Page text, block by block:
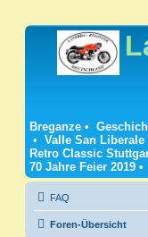
Breganze •
• Valle San Liberale
Retro Classic
70 Jahre Feier 2019 •
FAQ
Foren-Übersicht